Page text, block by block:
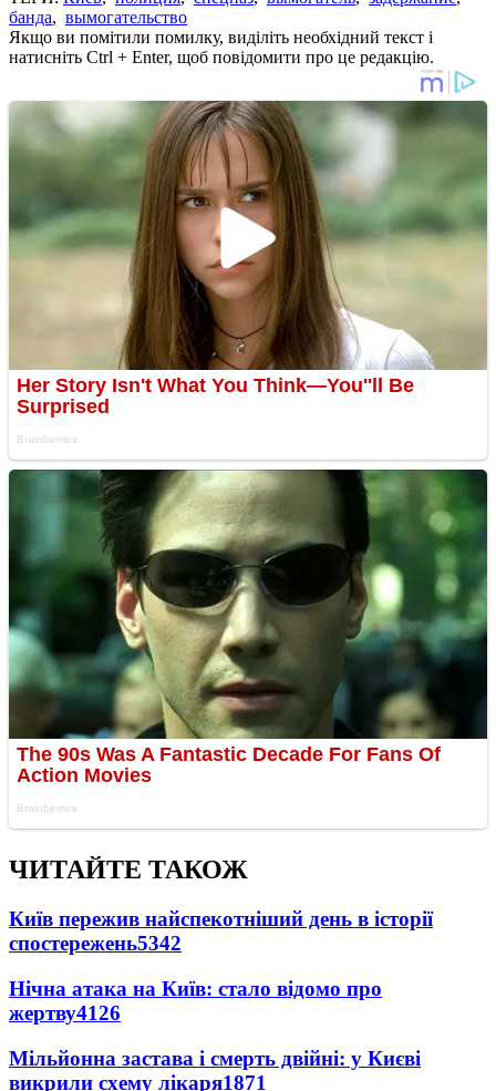
банда, вымогательство
Якщо ви помітили помилку, виділіть необхідний текст і
натисніть Ctrl + Enter, щоб повідомити про це редакцію.
ЧИТАЙТЕ ТАКОЖ
Київ пережив найспекотніший день в історії
спостережень5342
Нічна атака на Київ: стало відомо про
жертву4126
Мільйонна застава і смерть двійні: у Києві
викрили схему лікаря1871